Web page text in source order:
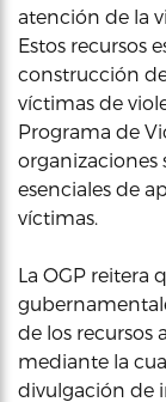
atención de la
Estos recursos
construcción
víctimas de
Programa de
organizaciones
esenciales de
víctimas.
La OGP reitera
de los recursos
mediante la
divulgación de